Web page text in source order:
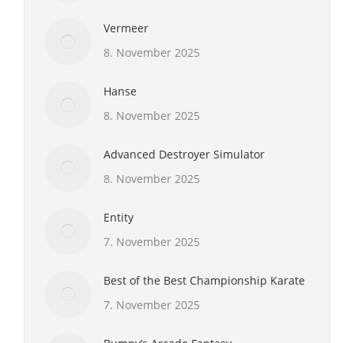
Vermeer
8. November 2025
Hanse
8. November 2025
Advanced Destroyer Simulator
8. November 2025
Entity
7. November 2025
Best of the Best Championship Karate
7. November 2025